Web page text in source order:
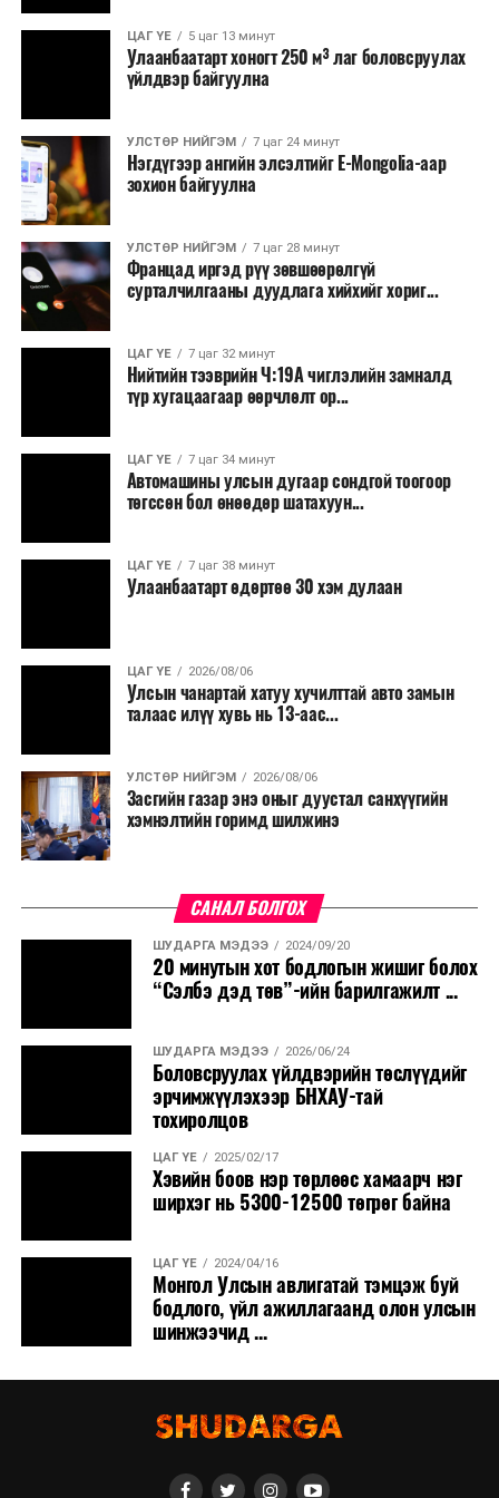
ЦАГ ҮЕ 5 цаг 13 минут
Улаанбаатарт хоногт 250 м³ лаг боловсруулах
үйлдвэр байгуулна
УЛСТӨР НИЙГЭМ 7 цаг 24 минут
Нэгдүгээр ангийн элсэлтийг E-Mongolia-аар
зохион байгуулна
УЛСТӨР НИЙГЭМ 7 цаг 28 минут
Францад иргэд рүү зөвшөөрөлгүй
сурталчилгааны дуудлага хийхийг хориг...
ЦАГ ҮЕ 7 цаг 32 минут
Нийтийн тээврийн Ч:19А чиглэлийн замналд
түр хугацаагаар өөрчлөлт ор...
ЦАГ ҮЕ 7 цаг 34 минут
Автомашины улсын дугаар сондгой тоогоор
төгссөн бол өнөөдөр шатахуун...
ЦАГ ҮЕ 7 цаг 38 минут
Улаанбаатарт өдөртөө 30 хэм дулаан
ЦАГ ҮЕ 2026/08/06
Улсын чанартай хатуу хучилттай авто замын
талаас илүү хувь нь 13-аас...
УЛСТӨР НИЙГЭМ 2026/08/06
Засгийн газар энэ оныг дуустал санхүүгийн
хэмнэлтийн горимд шилжинэ
САНАЛ БОЛГОХ
ШУДАРГА МЭДЭЭ 2024/09/20
20 минутын хот бодлогын жишиг болох
“Сэлбэ дэд төв”-ийн барилгажилт ...
ШУДАРГА МЭДЭЭ 2026/06/24
Боловсруулах үйлдвэрийн төслүүдийг
эрчимжүүлэхээр БНХАУ-тай
тохиролцов
ЦАГ ҮЕ 2025/02/17
Хэвийн боов нэр төрлөөс хамаарч нэг
ширхэг нь 5300-12500 төгрөг байна
ЦАГ ҮЕ 2024/04/16
Монгол Улсын авлигатай тэмцэж буй
бодлого, үйл ажиллагаанд олон улсын
шинжээчид ...